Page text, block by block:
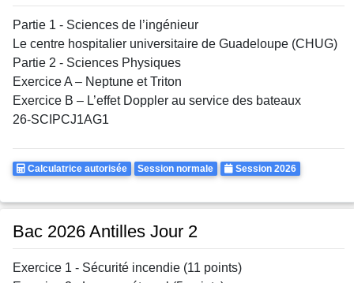
Partie 1 - Sciences de l’ingénieur
Le centre hospitalier universitaire de Guadeloupe (CHUG)
Partie 2 - Sciences Physiques
Exercice A – Neptune et Triton
Exercice B – L’effet Doppler au service des bateaux
26-SCIPCJ1AG1
Calculatrice
Calculatrice autorisée Rattrapages
Session normale Annee
Session 2026
Bac 2026 Antilles Jour 2
Exercice 1 - Sécurité incendie (11 points)